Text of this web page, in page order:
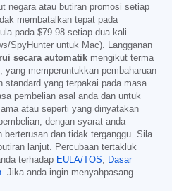
negara atau butiran promosi setiap
membatalkan tepat pada
pada $79.98 setiap dua kali
SpyHunter untuk Mac). Langganan
secara automatik mengikut terma
yang memperuntukkan pembaharuan
standard yang terpakai pada masa
pembelian asal anda dan untuk
atau seperti yang dinyatakan
dengan syarat anda
berterusan dan tidak terganggu. Sila
lanjut. Percubaan tertakluk
terhadap EULA/TOS, Dasar
. Jika anda ingin menyahpasang